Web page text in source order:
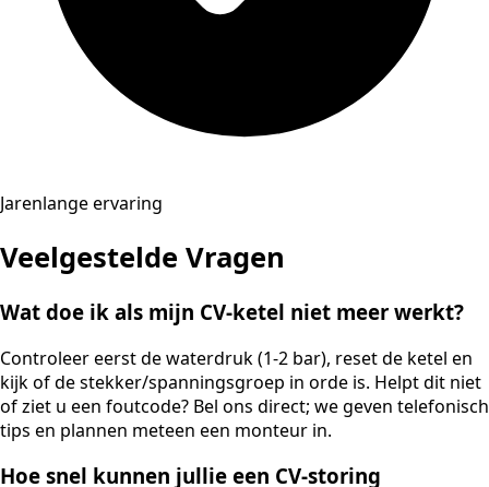
Jarenlange ervaring
Veelgestelde Vragen
Wat doe ik als mijn CV-ketel niet meer werkt?
Controleer eerst de waterdruk (1-2 bar), reset de ketel en
kijk of de stekker/spanningsgroep in orde is. Helpt dit niet
of ziet u een foutcode? Bel ons direct; we geven telefonisch
tips en plannen meteen een monteur in.
Hoe snel kunnen jullie een CV-storing